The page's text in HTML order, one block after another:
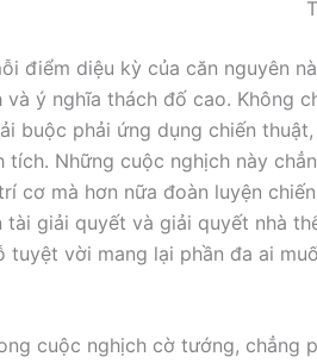
điểm diệu kỳ của căn nguyên
và ý nghĩa thách đố cao. Không
buộc phải ứng dụng chiến
tích. Những cuộc nghịch này
cơ mà hơn nữa đoàn luyện
tài giải quyết và giải quyết nhà
tuyệt vời mang lại phần đa ai
cuộc nghịch cờ tướng, chẳng